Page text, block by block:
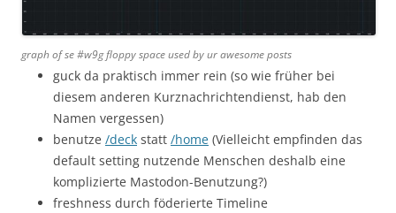
graph of se #w9g floppy space used by ur awesome posts
guck da praktisch immer rein (so wie früher bei
diesem anderen Kurznachrichtendienst, hab den
Namen vergessen)
benutze /deck statt /home (Vielleicht empfinden das
default setting nutzende Menschen deshalb eine
komplizierte Mastodon-Benutzung?)
freshness durch föderierte Timeline